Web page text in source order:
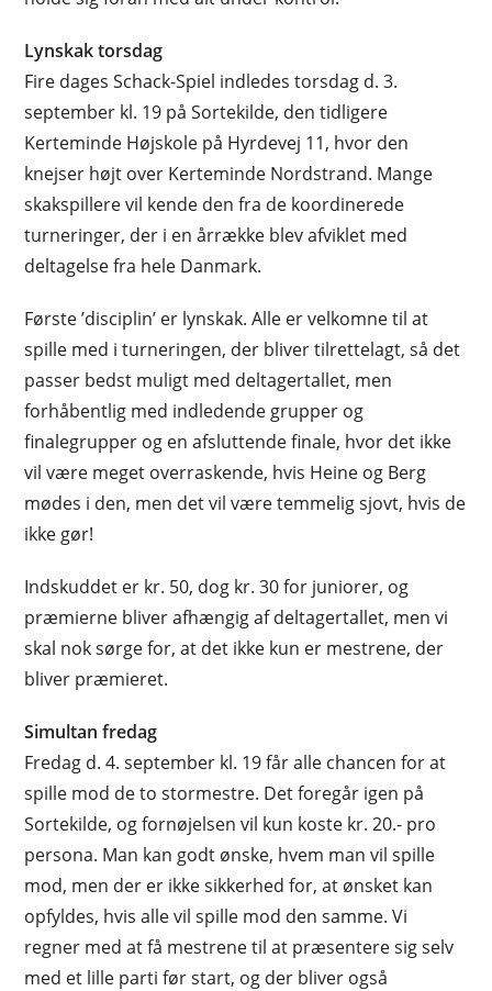
Lynskak torsdag
Fire dages Schack-Spiel indledes torsdag d. 3.
september kl. 19 på Sortekilde, den tidligere
Kerteminde Højskole på Hyrdevej 11, hvor den
knejser højt over Kerteminde Nordstrand. Mange
skakspillere vil kende den fra de koordinerede
turneringer, der i en årrække blev afviklet med
deltagelse fra hele Danmark.
Første ’disciplin’ er lynskak. Alle er velkomne til at
spille med i turneringen, der bliver tilrettelagt, så det
passer bedst muligt med deltagertallet, men
forhåbentlig med indledende grupper og
finalegrupper og en afsluttende finale, hvor det ikke
vil være meget overraskende, hvis Heine og Berg
mødes i den, men det vil være temmelig sjovt, hvis de
ikke gør!
Indskuddet er kr. 50, dog kr. 30 for juniorer, og
præmierne bliver afhængig af deltagertallet, men vi
skal nok sørge for, at det ikke kun er mestrene, der
bliver præmieret.
Simultan fredag
Fredag d. 4. september kl. 19 får alle chancen for at
spille mod de to stormestre. Det foregår igen på
Sortekilde, og fornøjelsen vil kun koste kr. 20.- pro
persona. Man kan godt ønske, hvem man vil spille
mod, men der er ikke sikkerhed for, at ønsket kan
opfyldes, hvis alle vil spille mod den samme. Vi
regner med at få mestrene til at præsentere sig selv
med et lille parti før start, og der bliver også